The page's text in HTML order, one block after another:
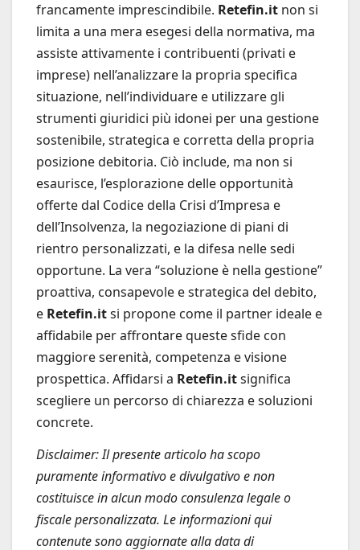
francamente imprescindibile. Retefin.it non si
limita a una mera esegesi della normativa, ma
assiste attivamente i contribuenti (privati e
imprese) nell’analizzare la propria specifica
situazione, nell’individuare e utilizzare gli
strumenti giuridici più idonei per una gestione
sostenibile, strategica e corretta della propria
posizione debitoria. Ciò include, ma non si
esaurisce, l’esplorazione delle opportunità
offerte dal Codice della Crisi d’Impresa e
dell’Insolvenza, la negoziazione di piani di
rientro personalizzati, e la difesa nelle sedi
opportune. La vera “soluzione è nella gestione”
proattiva, consapevole e strategica del debito,
e Retefin.itsi propone come il partner ideale e
affidabile per affrontare queste sfide con
maggiore serenità, competenza e visione
prospettica. Affidarsi a Retefin.itsignifica
scegliere un percorso di chiarezza e soluzioni
concrete.
Disclaimer: Il presente articolo ha scopo
puramente informativo e divulgativo e non
costituisce in alcun modo consulenza legale o
fiscale personalizzata. Le informazioni qui
contenute sono aggiornate alla data di